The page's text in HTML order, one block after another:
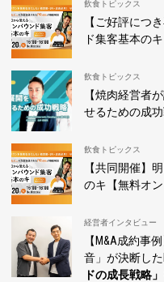
飲食トピックス
【ご好評につ
ド集客基本の
飲食トピックス
【焼肉経営者
せるための成
飲食トピックス
【共同開催】
のキ【無料オン
経営者インタビュー
【M&A成約事
音」が決断し
ドの成長戦略